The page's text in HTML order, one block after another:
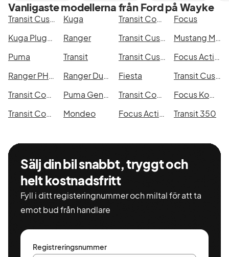
Vanligaste modellerna från Ford på Wayke
Transit Custom Kuga Transit Connect
Focus
Kuga Plug-In Hybrid
Ranger Transit Custom 320
Mustang Mach-E
Puma
Transit Transit Custom 280
Focus Active Kombi
Ranger PHEV
Ranger Dubbelhytt Fiesta
Transit Custom 300
Transit Courier
Puma Gen-E Transit Connect 230 LWB
Focus Kombi
Transit Connect 210 LWB
Mondeo Focus Active Transit 350
Sälj din bil snabbt, tryggt och
helt kostnadsfritt
Fyll i ditt registeringnummer och miltal för att ta
emot bud från handlare
Registreringsnummer